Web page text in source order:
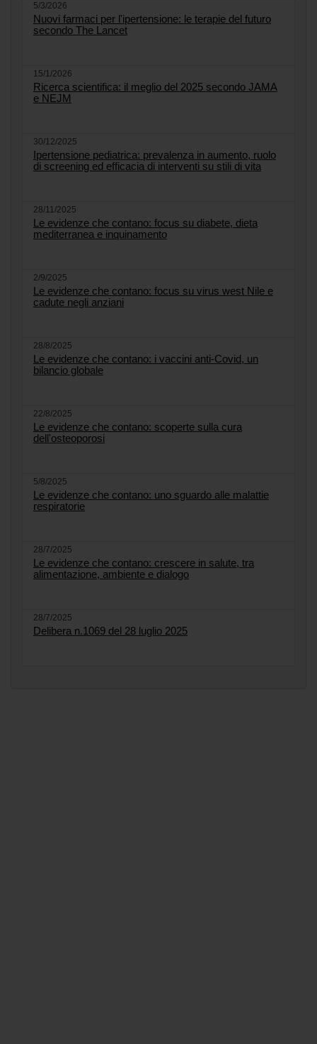
5/3/2026
Nuovi farmaci per l'ipertensione: le terapie del futuro
secondo The Lancet
15/1/2026
Ricerca scientifica: il meglio del 2025 secondo JAMA
e NEJM
30/12/2025
Ipertensione pediatrica: prevalenza in aumento, ruolo
di screening ed efficacia di interventi su stili di vita
28/11/2025
Le evidenze che contano: focus su diabete, dieta
mediterranea e inquinamento
2/9/2025
Le evidenze che contano: focus su virus west Nile e
cadute negli anziani
28/8/2025
Le evidenze che contano: i vaccini anti-Covid, un
bilancio globale
22/8/2025
Le evidenze che contano: scoperte sulla cura
dell'osteoporosi
5/8/2025
Le evidenze che contano: uno sguardo alle malattie
respiratorie
28/7/2025
Le evidenze che contano: crescere in salute, tra
alimentazione, ambiente e dialogo
28/7/2025
Delibera n.1069 del 28 luglio 2025